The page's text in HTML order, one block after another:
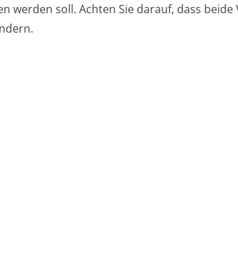
werden soll. Achten Sie darauf, dass beide